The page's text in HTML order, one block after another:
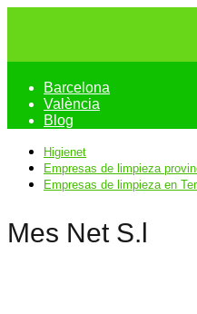
Barcelona
València
Blog
Higienet
Empresas de limpieza
Empresas de limpieza en
Mes Net S.l